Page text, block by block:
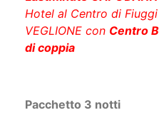
VEGLIONE con Centro
di coppia